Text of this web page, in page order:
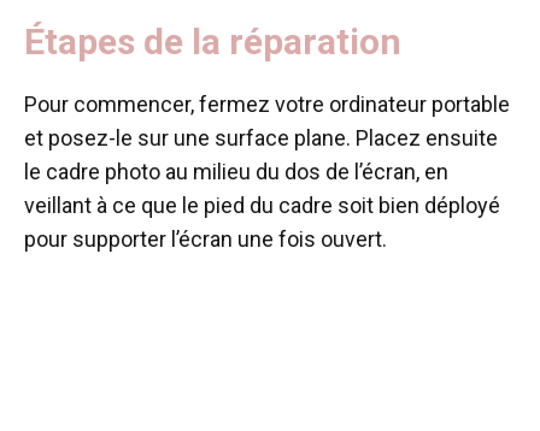
Étapes de la réparation
Pour commencer, fermez votre ordinateur portable
et posez-le sur une surface plane. Placez ensuite
le cadre photo au milieu du dos de l’écran, en
veillant à ce que le pied du cadre soit bien déployé
pour supporter l’écran une fois ouvert.